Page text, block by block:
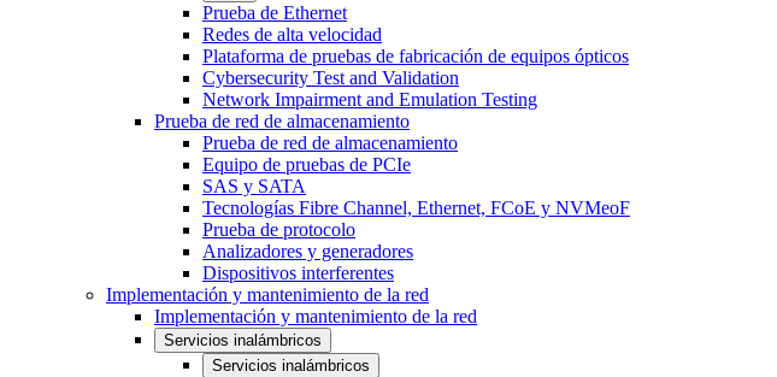
Prueba de Ethernet
Redes de alta velocidad
Plataforma de pruebas de fabricación de equipos ópticos
Cybersecurity Test and Validation
Network Impairment and Emulation Testing
Prueba de red de almacenamiento
Prueba de red de almacenamiento
Equipo de pruebas de PCIe
SAS y SATA
Tecnologías Fibre Channel, Ethernet, FCoE y NVMeoF
Prueba de protocolo
Analizadores y generadores
Dispositivos interferentes
Implementación y mantenimiento de la red
Implementación y mantenimiento de la red
Servicios inalámbricos
Servicios inalámbricos